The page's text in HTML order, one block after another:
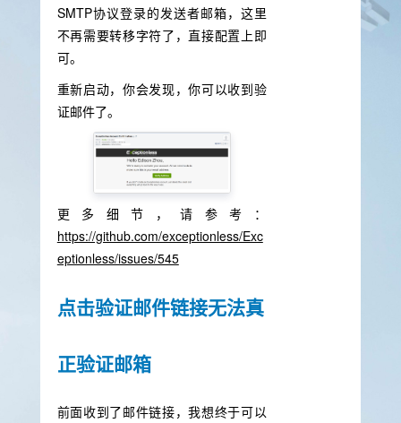
SMTP协议登录的发送者邮箱，这里
不再需要转移字符了，直接配置上即
可。
重新启动，你会发现，你可以收到验
证邮件了。
更多细节，请参考：
https://github.com/exceptionless/Exc
eptionless/issues/545
点击验证邮件链接无法真
正验证邮箱
前面收到了邮件链接，我想终于可以